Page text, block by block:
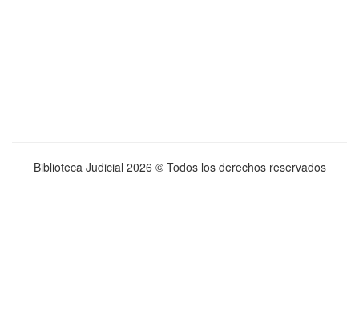
Biblioteca Judicial 2026 © Todos los derechos reservados